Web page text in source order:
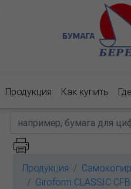
Продукция Как купить
Продукция
Giroform CLASSIC